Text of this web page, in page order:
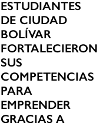
ESTUDIANTES
DE CIUDAD
BOLÍVAR
FORTALECIERON
SUS
COMPETENCIAS
PARA
EMPRENDER
GRACIAS A